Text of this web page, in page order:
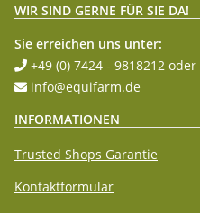
WIR SIND GERNE FÜR SIE DA!
Sie erreichen uns unter:
+49 (0) 7424 - 9818212 oder
info@equifarm.de
INFORMATIONEN
Trusted Shops Garantie
Kontaktformular